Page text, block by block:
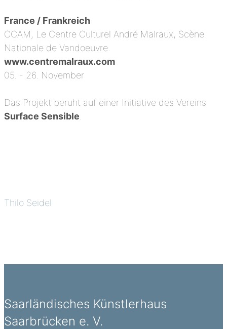
France / Frankreich
CCAM, Le Centre Culturel André Malraux, Scène
Nationale de Vandoeuvre.
www.centremalraux.com
05. - 26. November
Das Projekt beruht auf einer Initiative des Vereins
Surface Sensible
Thilo Seidel
Saarländisches Künstlerhaus
Saarbrücken e. V.